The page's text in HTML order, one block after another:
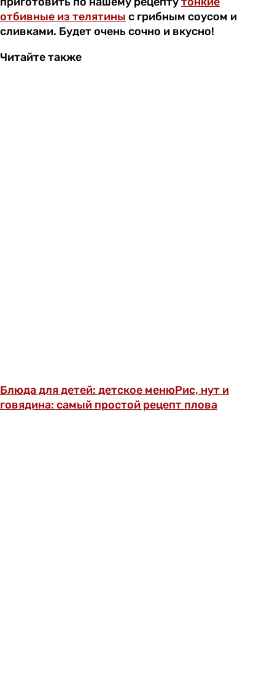
отбивные из телятины с грибным соусом и
сливками. Будет очень сочно и вкусно!
Читайте также
Блюда для детей: детское менюРис, нут и
говядина: самый простой рецепт плова